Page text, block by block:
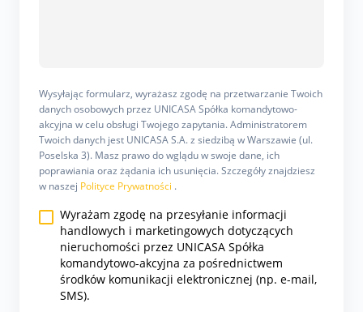
Wysyłając formularz, wyrażasz zgodę na przetwarzanie Twoich
danych osobowych przez UNICASA Spółka komandytowo-
akcyjna w celu obsługi Twojego zapytania. Administratorem
Twoich danych jest UNICASA S.A. z siedzibą w Warszawie (ul.
Poselska 3). Masz prawo do wglądu w swoje dane, ich
poprawiania oraz żądania ich usunięcia. Szczegóły znajdziesz
w naszej Polityce Prywatności .
Wyrażam zgodę na przesyłanie informacji
handlowych i marketingowych dotyczących
nieruchomości przez UNICASA Spółka
komandytowo-akcyjna za pośrednictwem
środków komunikacji elektronicznej (np. e-mail,
SMS).